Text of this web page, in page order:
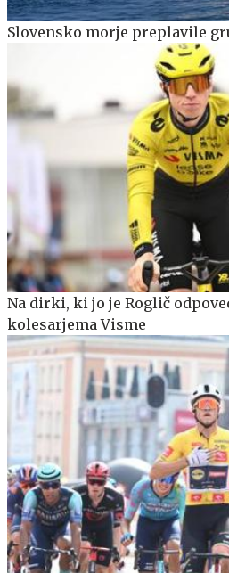
Slovensko morje preplavile
Na dirki, ki jo je Roglič
kolesarjema Visme